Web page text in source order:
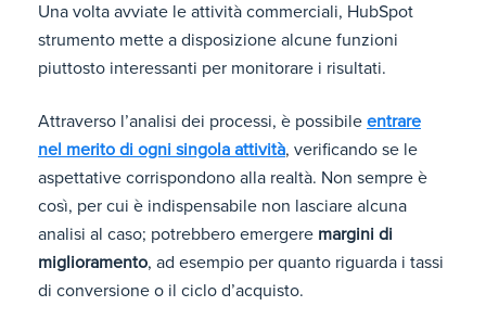
Una volta avviate le attività commerciali, HubSpot
strumento mette a disposizione alcune funzioni
piuttosto interessanti per monitorare i risultati.
Attraverso l’analisi dei processi, è possibile entrare
nel merito di ogni singola attività, verificando se le
aspettative corrispondono alla realtà. Non sempre è
così, per cui è indispensabile non lasciare alcuna
analisi al caso; potrebbero emergere margini di
miglioramento, ad esempio per quanto riguarda i tassi
di conversione o il ciclo d’acquisto.